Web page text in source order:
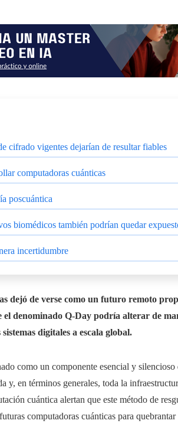
cifrado vigentes dejarían de resultar fiables
computadoras cuánticas
poscuántica
biomédicos también podrían quedar
incertidumbre
dejó de verse como un futuro remoto
el denominado Q-Day podría alterar de
digitales a escala global.
como un componente esencial y silencioso
y, en términos generales, toda la
cuántica alertan que este método de
computadoras cuánticas para